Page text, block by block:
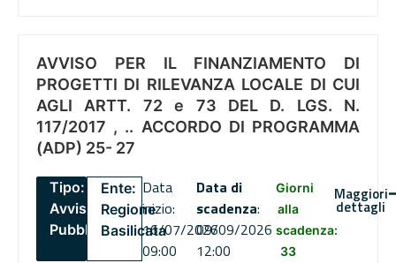
AVVISO PER IL FINANZIAMENTO DI
PROGETTI DI RILEVANZA LOCALE DI CUI
AGLI ARTT. 72 e 73 DEL D. LGS. N.
117/2017 , .. ACCORDO DI PROGRAMMA
(ADP) 25- 27
Tipo:
Avviso
Pubblico
Ente:
Regione
Basilicata
Data
inizio:
16/07/2026
09:00
Data di
scadenza:
09/09/2026
12:00
Giorni
alla
scadenza:
33
Maggiori
dettagli